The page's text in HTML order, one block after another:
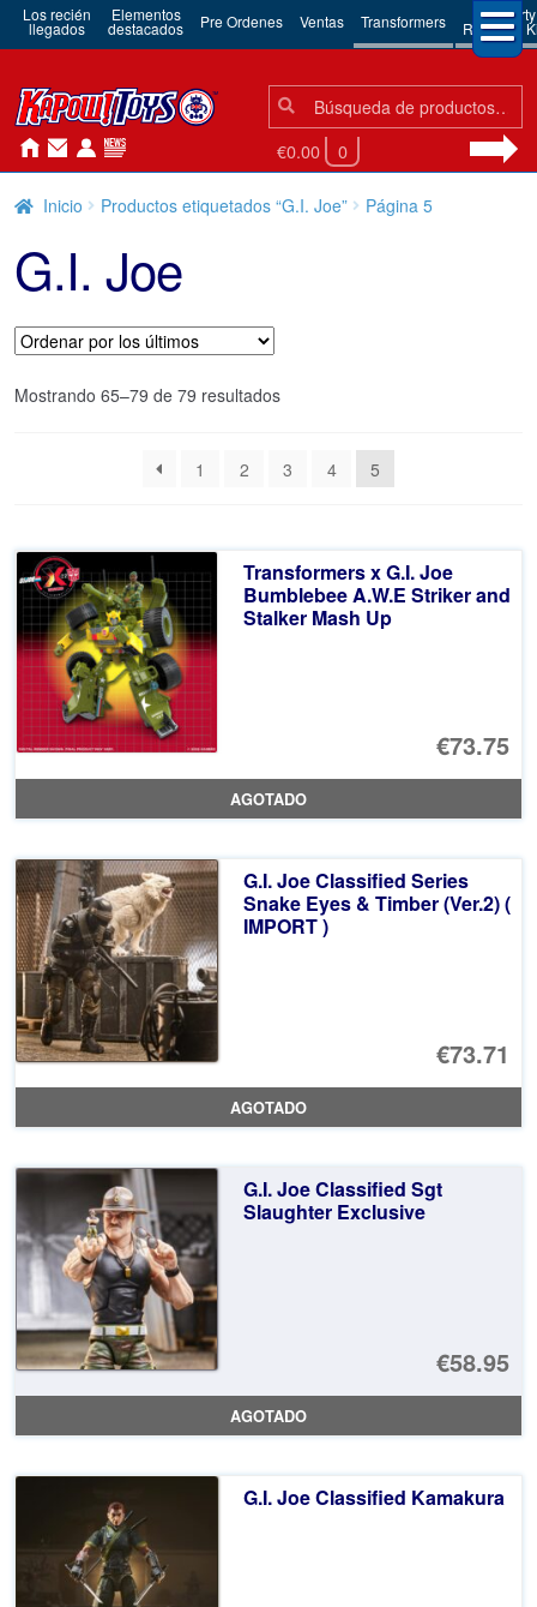
Los recién
llegados
Elementos
destacados Pre Ordenes Ventas Transformers 3rd Party
Robots &
Búsqueda:
Búsqueda
€0.00 0
Inicio Productos etiquetados “G.I. Joe” Página 5
G.I. Joe
Mostrando 65–79 de 79 resultadosOrdenado
últimos
1 2 3 4 5
Transformers x G.I. Joe
Bumblebee A.W.E Striker and
Stalker Mash Up
€73.75
AGOTADO
G.I. Joe Classified Series
Snake Eyes & Timber (Ver.2) (
IMPORT )
€73.71
AGOTADO
G.I. Joe Classified Sgt
Slaughter Exclusive
€58.95
AGOTADO
G.I. Joe Classified Kamakura